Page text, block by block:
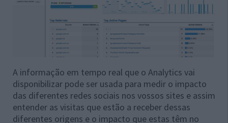
A informação em tempo real que o Analytics vai
disponibilizar pode ser usada para medir o impacto
das diferentes redes sociais nos vossos sites e assim
entender as visitas que estão a receber dessas
diferentes origens e o impacto que estas têm no